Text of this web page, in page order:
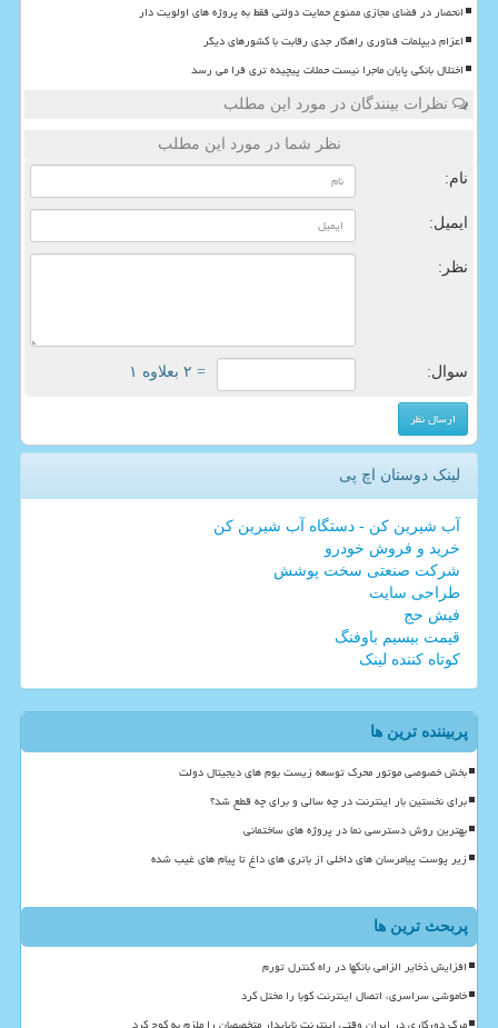
انحصار در فضای مجازی ممنوع حمایت دولتی فقط به پروژه های اولویت دار
اعزام دیپلمات فناوری راهکار جدی رقابت با کشورهای دیگر
اختلال بانکی پایان ماجرا نیست حملات پیچیده تری فرا می رسد
نظرات بینندگان در مورد این مطلب
نظر شما در مورد این مطلب
نام:
ایمیل:
نظر:
سوال: = ۲ بعلاوه ۱
لینک دوستان اچ پی
آب شیرین کن - دستگاه آب شیرین کن
خرید و فروش خودرو
شرکت صنعتی سخت پوشش
طراحی سایت
فیش حج
قیمت بیسیم باوفنگ
کوتاه کننده لینک
پربیننده ترین ها
بخش خصوصی موتور محرک توسعه زیست بوم های دیجیتال دولت
برای نخستین بار اینترنت در چه سالی و برای چه قطع شد؟
بهترین روش دسترسی نما در پروژه های ساختمانی
زیر پوست پیامرسان های داخلی از باتری های داغ تا پیام های غیب شده
پربحث ترین ها
افزایش ذخایر الزامی بانکها در راه کنترل تورم
خاموشی سراسری، اتصال اینترنت کوبا را مختل کرد